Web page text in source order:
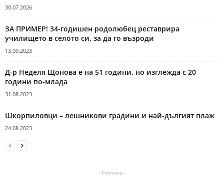
30.07.2026
ЗА ПРИМЕР! 34-годишен родолюбец реставрира
училището в селото си, за да го възроди
13.09.2023
Д-р Неделя Щонова е на 51 години, но изглежда с 20
години по-млада
31.08.2023
Шкорпиловци – лешникови градини и най-дългият плаж
24.08.2023
- Реклама -